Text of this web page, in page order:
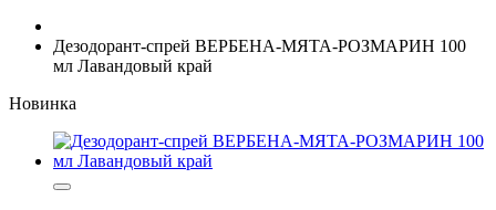
Дезодорант-спрей ВЕРБЕНА-МЯТА-РОЗМАРИН 100
мл Лавандовый край
Новинка